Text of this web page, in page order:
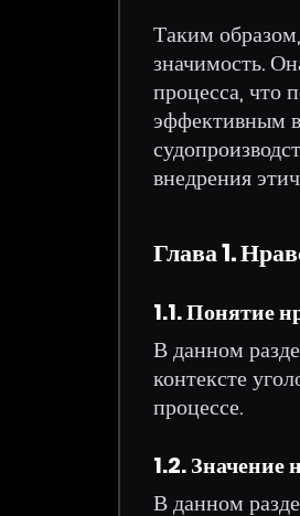
Таким
значимость.
процесса, что
эффективным
внедрения
Глава 1.
1.1. Понятие
В данном
контексте
процессе.
1.2. Значение
В данном